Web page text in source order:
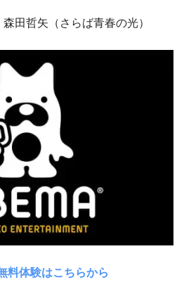
田哲矢（さらば青春の光）
料体験はこちらから